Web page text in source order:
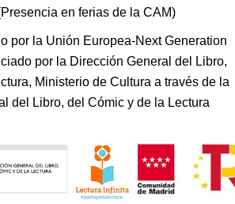
en ferias de la CAM)
por la Unión Europea-Next Generation
por la Dirección General del Libro,
Ministerio de Cultura a través de la
del Libro, del Cómic y de la Lectura